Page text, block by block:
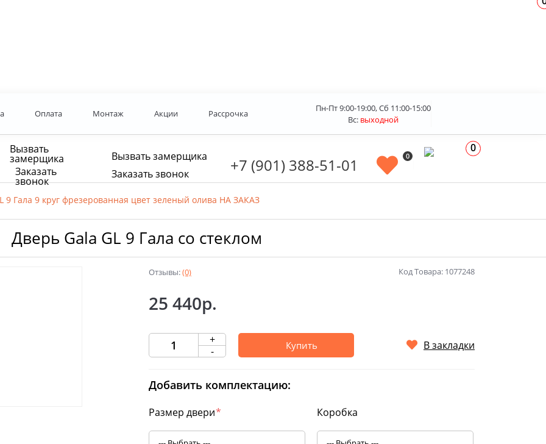
Оплата Монтаж Акции Рассрочка
Пн-Пт 9:00-19:00, Сб 11:00-15:00
Вс: выходной
Вызвать
замерщика
Заказать
звонок
Вызвать замерщика
Заказать звонок
+7 (901) 388-51-01 0
0
9 Гала 9 круг фрезерованная цвет зеленый олива НА ЗАКАЗ
Дверь Gala GL 9 Гала со стеклом
Отзывы:(0) Код Товара: 1077248
25 440р.
+
-
Купить В закладки
Добавить комплектацию:
Размер двери* Коробка